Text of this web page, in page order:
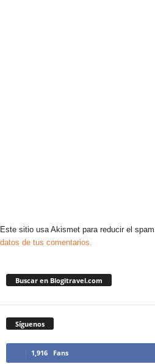
Este sitio usa Akismet para reducir el spam.
datos de tus comentarios.
Buscar en Blogitravel.com
Síguenos
1,916 Fans